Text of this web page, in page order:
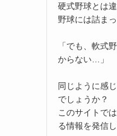
硬式野球とは
野球には詰ま
「でも、軟式
からない…」
同じように感
でしょうか？
このサイトで
る情報を発信